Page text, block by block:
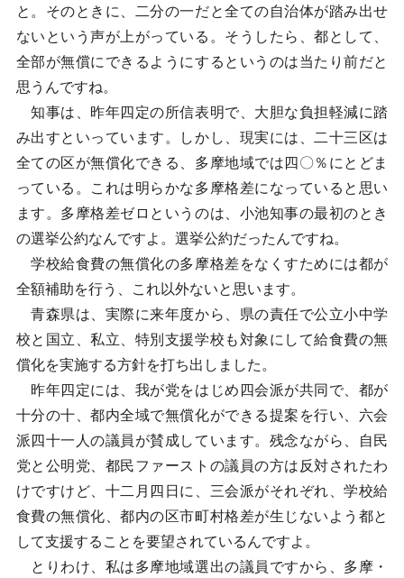
と。そのときに、二分の一だと全ての自治体が踏み出せ
ないという声が上がっている。そうしたら、都として、
全部が無償にできるようにするというのは当たり前だと
思うんですね。
知事は、昨年四定の所信表明で、大胆な負担軽減に踏
み出すといっています。しかし、現実には、二十三区は
全ての区が無償化できる、多摩地域では四〇％にとどま
っている。これは明らかな多摩格差になっていると思い
ます。多摩格差ゼロというのは、小池知事の最初のとき
の選挙公約なんですよ。選挙公約だったんですね。
学校給食費の無償化の多摩格差をなくすためには都が
全額補助を行う、これ以外ないと思います。
青森県は、実際に来年度から、県の責任で公立小中学
校と国立、私立、特別支援学校も対象にして給食費の無
償化を実施する方針を打ち出しました。
昨年四定には、我が党をはじめ四会派が共同で、都が
十分の十、都内全域で無償化ができる提案を行い、六会
派四十一人の議員が賛成しています。残念ながら、自民
党と公明党、都民ファーストの議員の方は反対されたわ
けですけど、十二月四日に、三会派がそれぞれ、学校給
食費の無償化、都内の区市町村格差が生じないよう都と
して支援することを要望されているんですよ。
とりわけ、私は多摩地域選出の議員ですから、多摩・